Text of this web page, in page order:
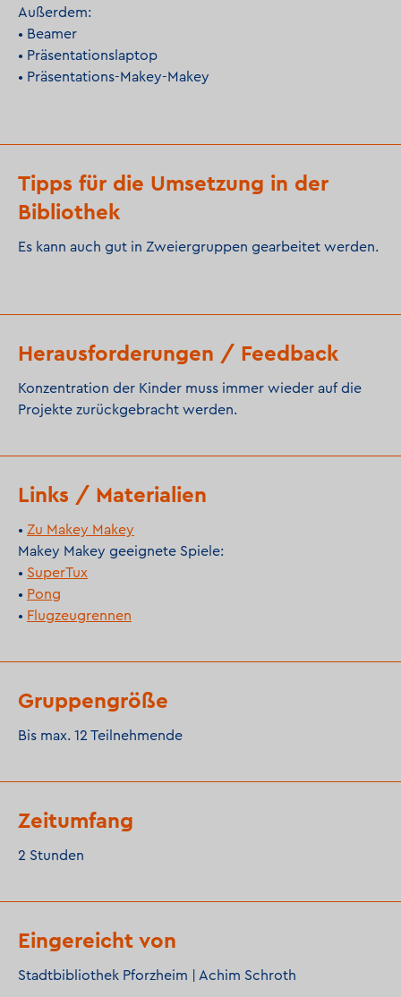
Außerdem:
• Beamer
• Präsentationslaptop
• Präsentations-Makey-Makey
Tipps für die Umsetzung in der
Bibliothek
Es kann auch gut in Zweiergruppen gearbeitet werden.
Herausforderungen / Feedback
Konzentration der Kinder muss immer wieder auf die
Projekte zurückgebracht werden.
Links / Materialien
• Zu Makey Makey
Makey Makey geeignete Spiele:
• SuperTux
• Pong
• Flugzeugrennen
Gruppengröße
Bis max. 12 Teilnehmende
Zeitumfang
2 Stunden
Eingereicht von
Stadtbibliothek Pforzheim | Achim Schroth